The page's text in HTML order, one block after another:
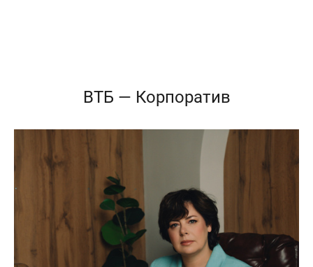
ВТБ — Корпоратив